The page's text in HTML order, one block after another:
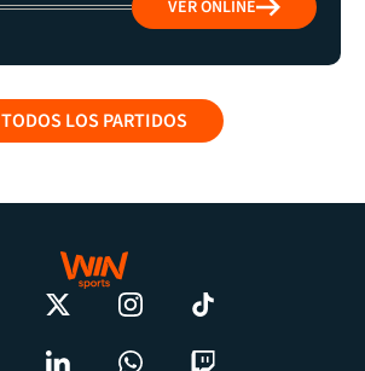
VER ONLINE
TODOS LOS PARTIDOS